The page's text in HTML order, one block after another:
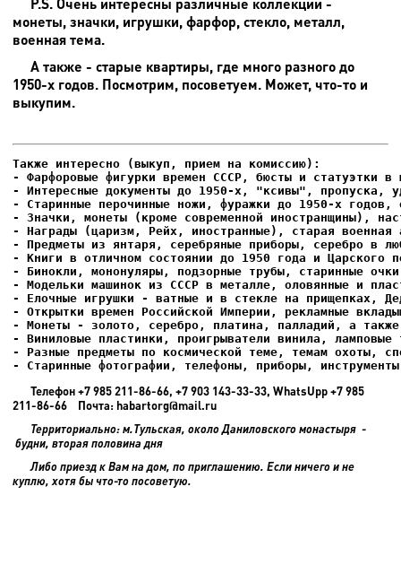
монеты, значки, игрушки, фарфор, стекло, металл,
военная тема.
А также - старые квартиры, где много разного до
1950-х годов. Посмотрим, посоветуем. Может, что-то и
выкупим.
- Фарфоровые фигурки времен СССР, бюсты и статуэтки в
- Интересные документы до 1950-х, "ксивы", пропуска,
- Елочные игрушки - ватные и в стекле на прищепках,
- Старинные фотографии, телефоны, приборы,
Телефон +7 985 211-86-66, +7 903 143-33-33, WhatsUpp +7 985
211-86-66 Почта: habartorg@mail.ru
Территориально: м.Тульская, около Даниловского монастыря -
будни, вторая половина дня
Либо приезд к Вам на дом, по приглашению. Если ничего и не
куплю, хотя бы что-то посоветую.